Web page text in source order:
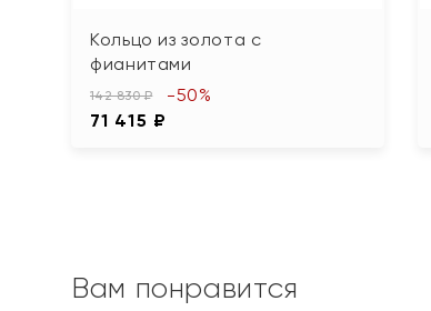
Кольцо из золота с
фианитами
142 830 ₽
71 415 ₽
-50%
Вам понравится